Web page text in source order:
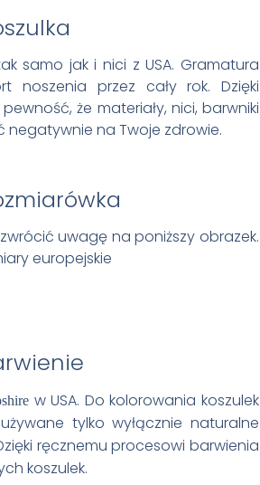
samo jak i nici z USA. Gramatura
noszenia przez cały rok. Dzięki
że materiały, nici, barwniki
negatywnie na Twoje zdrowie.
uwagę na poniższy obrazek.
europejskie
w USA. Do kolorowania koszulek
tylko wyłącznie naturalne
ręcznemu procesowi barwienia
koszulek.